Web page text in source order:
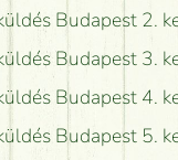
Budapest 2.
Budapest 3.
Budapest 4.
Budapest 5.